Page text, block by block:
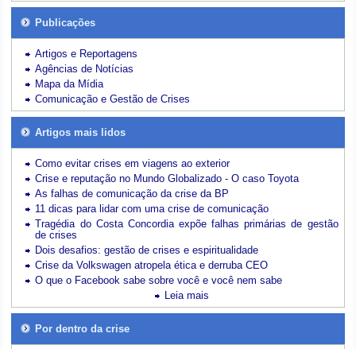
Publicações
Artigos e Reportagens
Agências de Notícias
Mapa da Mídia
Comunicação e Gestão de Crises
Artigos mais lidos
Como evitar crises em viagens ao exterior
Crise e reputação no Mundo Globalizado - O caso Toyota
As falhas de comunicação da crise da BP
11 dicas para lidar com uma crise de comunicação
Tragédia do Costa Concordia expõe falhas primárias de gestão
de crises
Dois desafios: gestão de crises e espiritualidade
Crise da Volkswagen atropela ética e derruba CEO
O que o Facebook sabe sobre você e você nem sabe
Leia mais
Por dentro da crise